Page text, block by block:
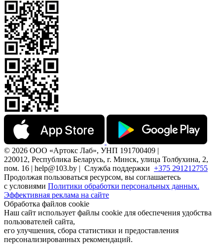
© 2026 ООО «Артокс Лаб», УНП 191700409 |
220012, Республика Беларусь, г. Минск, улица Толбухина, 2,
пом. 16 | help@103.by | Служба поддержки +375 291212755
Продолжая пользоваться ресурсом, вы соглашаетесь
с условиями Политики обработки персональных данных.
Эффективная реклама на сайте
Обработка файлов cookie
Наш сайт использует файлы cookie для обеспечения удобства
пользователей сайта,
его улучшения, сбора статистики и предоставления
персонализированных рекомендаций.